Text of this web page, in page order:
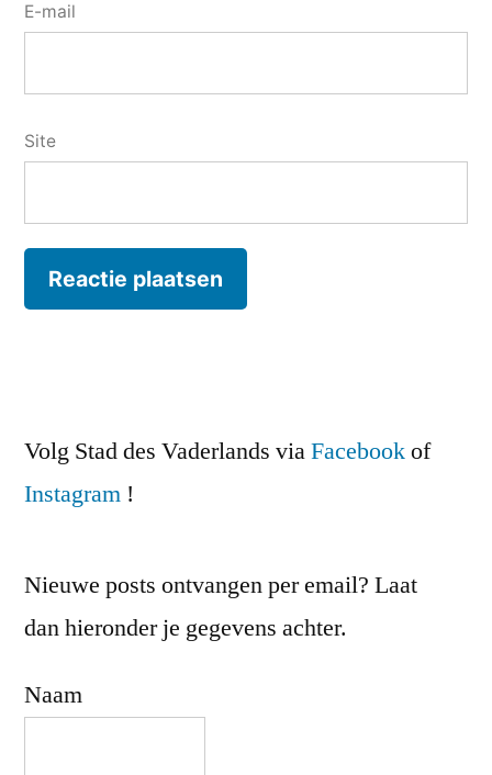
E-mail
Site
Volg Stad des Vaderlands viaFacebookof
Instagram !
Nieuwe posts ontvangen per email? Laat
dan hieronder je gegevens achter.
Naam